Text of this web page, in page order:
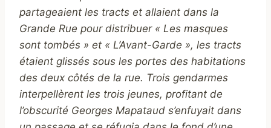
partageaient les tracts et allaient dans la
Grande Rue pour distribuer « Les masques
sont tombés » et « L’Avant-Garde », les tracts
étaient glissés sous les portes des habitations
des deux côtés de la rue. Trois gendarmes
interpellèrent les trois jeunes, profitant de
l’obscurité Georges Mapataud s’enfuyait dans